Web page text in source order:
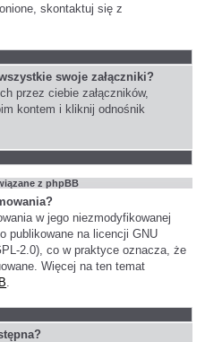
skontaktuj się z
swoje załączniki?
przez ciebie załączników,
kontem i kliknij odnośnik
z phpBB
w jego niezmodyfikowanej
publikowane na licencji GNU
2.0), co w praktyce oznacza, że
Więcej na ten temat
.